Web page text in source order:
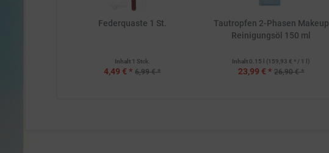
Federquaste 1 St.
Inhalt 1 Stck.
4,49 € * 6,99 € *
Tautropfen 2-Phasen Makeup
Reinigungsöl 150 ml
Inhalt 0.15 l (159,93 € * / 1 l)
23,99 € * 26,90 € *